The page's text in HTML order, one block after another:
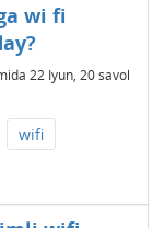
wi fi
22 Iyun, 20 savol
wifi